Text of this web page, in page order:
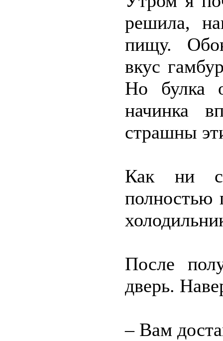
решила,
пищу.
вкус
Но булка
начинка
страшны
Как ни
полностью
После
дверь.
– Вам